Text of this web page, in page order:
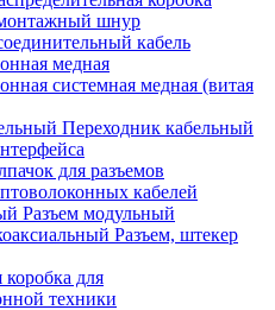
шнур
кабель
медная
системная медная (витая
Переходник кабельный
для разъемов
кабелей
Разъем модульный
Разъем, штекер
коробка для
техники